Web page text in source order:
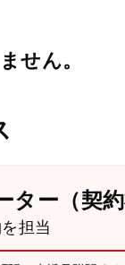
せん。
ター（契
担当